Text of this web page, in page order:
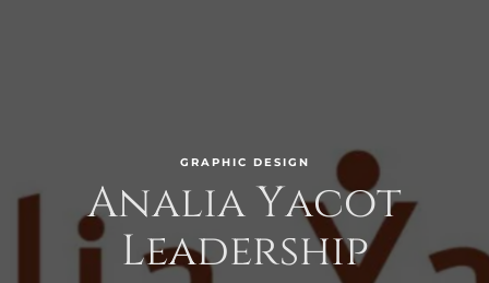
GRAPHIC DESIGN
AnaliaYacot
Leadership